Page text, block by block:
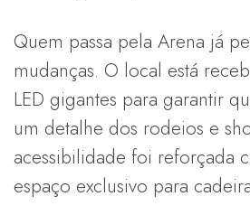
Quem passa pela Arena já
mudanças. O local está
LED gigantes para garantir
um detalhe dos rodeios e
acessibilidade foi reforçada
espaço exclusivo para